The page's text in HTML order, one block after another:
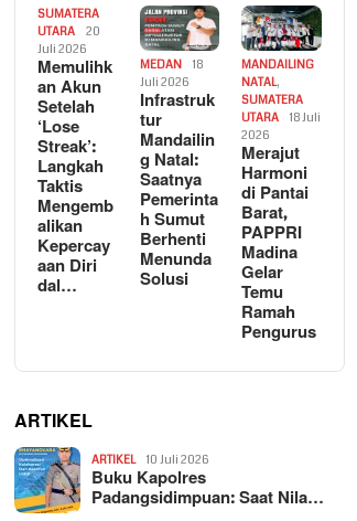
SUMATERA
UTARA
20
Juli 2026
Memulihk
an Akun
Setelah
‘Lose
Streak’:
Langkah
Taktis
Mengemb
alikan
Kepercay
aan Diri
dal…
MEDAN
18
Juli 2026
Infrastruk
tur
Mandailin
g Natal:
Saatnya
Pemerinta
h Sumut
Berhenti
Menunda
Solusi
MANDAILING
NATAL,
SUMATERA
UTARA
18 Juli
2026
Merajut
Harmoni
di Pantai
Barat,
PAPPRI
Madina
Gelar
Temu
Ramah
Pengurus
ARTIKEL
ARTIKEL 10 Juli 2026
Buku Kapolres
Padangsidimpuan: Saat Nila…